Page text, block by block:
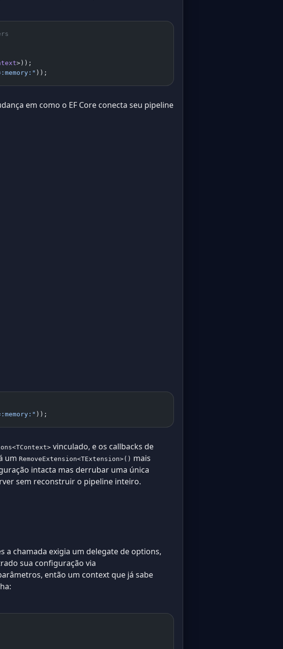
>));
));
em como o EF Core conecta seu pipeline
));
vinculado, e os callbacks de
um RemoveExtension<TExtension>() mais
intacta mas derrubar uma única
sem reconstruir o pipeline inteiro.
a chamada exigia um delegate de options,
sua configuração via
então um context que já sabe